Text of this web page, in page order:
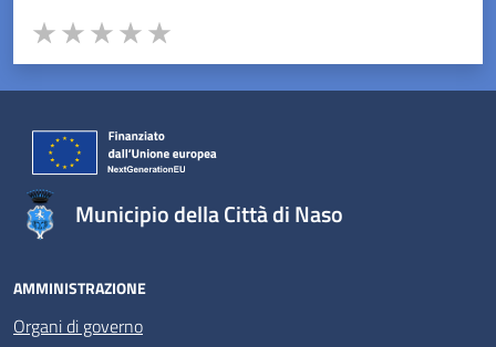
Valuta da 1 a 5 stelle la pagina
Valuta 5 stelle su 5
Valuta 4 stelle su 5
Valuta 3 stelle su 5
Valuta 2 stelle su 5
Valuta 1 stelle su 5
Municipio della Città di Naso
AMMINISTRAZIONE
Organi di governo